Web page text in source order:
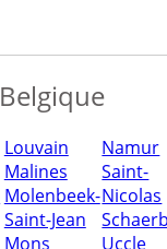
Louvain
Malines
Molenbeek-
Saint-Jean
Mons
Namur
Saint-
Nicolas
Uccle